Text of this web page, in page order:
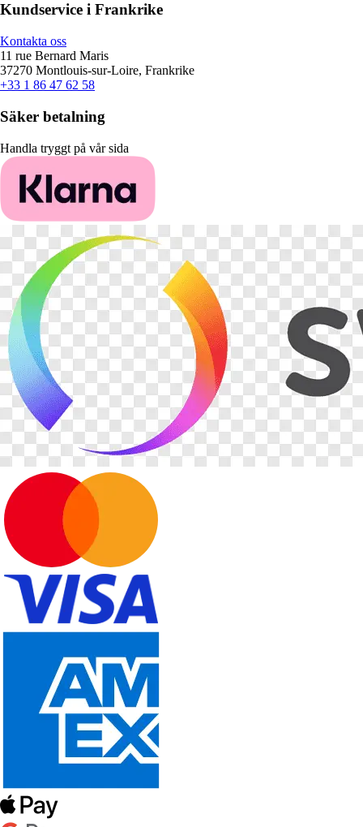
Kundservice i Frankrike
Kontakta oss
11 rue Bernard Maris
37270 Montlouis-sur-Loire, Frankrike
+33 1 86 47 62 58
Säker betalning
Handla tryggt på vår sida